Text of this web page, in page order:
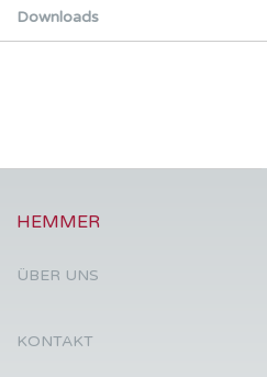
Downloads
HEMMER
ÜBER UNS
KONTAKT